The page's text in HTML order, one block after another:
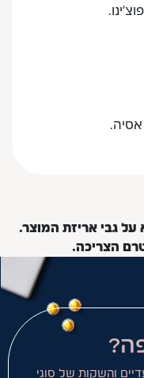
על גבי אריזת המוצר.
הצריכה.
והשקות של סוגי